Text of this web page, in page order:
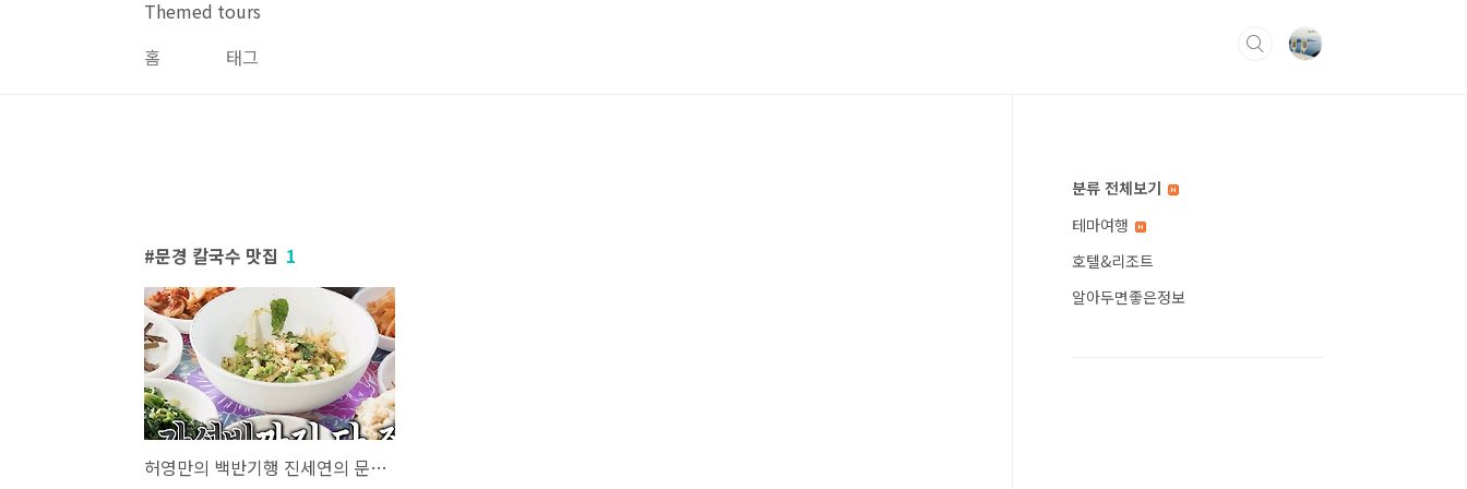
Themed tours
홈
태그
문경 칼국수 맛집 1
허영만의 백반기행 진세연의 문경 밥상 보리밥, 손칼국수 맛집 위치 및 여행팁
분류 전체보기
테마여행
호텔&리조트
알아두면좋은정보